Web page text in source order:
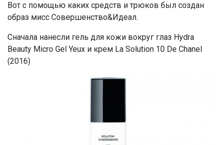
Вот с помощью каких средств и трюков был создан
образ мисс Совершенство&Идеал.
Сначала нанесли гель для кожи вокруг глаз Hydra
Beauty Micro Gel Yeux и крем La Solution 10 De Chanel
(2016)